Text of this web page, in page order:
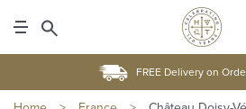
FREE Delivery on